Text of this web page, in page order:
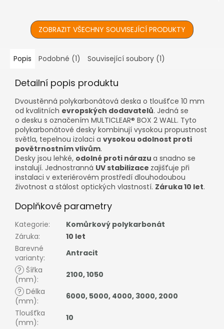
ZOBRAZIT VŠECHNY SOUVISEJÍCÍ PRODUKTY
Popis Podobné (1) Související soubory (1)
Detailní popis produktu
Dvoustěnná polykarbonátová deska o tloušťce 10 mm
od kvalitních evropských dodavatelů. Jedná se
o desku s označením MULTICLEAR® BOX 2 WALL. Tyto
polykarbonátové desky kombinují vysokou propustnost
světla, tepelnou izolaci a vysokou odolnost proti
povětrnostním vlivům.
Desky jsou lehké, odolné proti nárazu a snadno se
instalují. Jednostranná UV stabilizace zajišťuje při
instalaci v exteriérovém prostředí dlouhodoubou
životnost a stálost optických vlastností. Záruka 10 let.
Doplňkové parametry
Kategorie:
Komůrkový polykarbonát
Záruka:
10 let
Barevné
varianty:
Antracit
? Šířka
(mm): 2100,1050
? Délka
(mm): 6000, 5000, 4000, 3000, 2000
Tloušťka
(mm):
10